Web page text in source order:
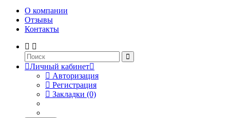
О компании
Отзывы
Контакты
Личный кабинет
Авторизация
Регистрация
Закладки (0)